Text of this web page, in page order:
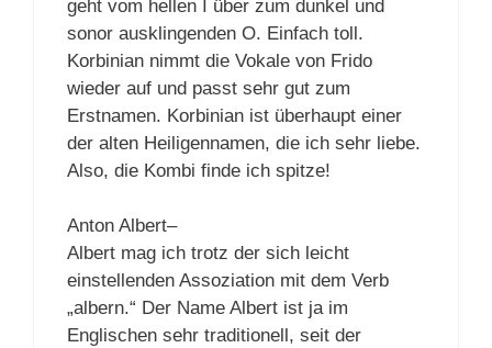
geht vom hellen I über zum dunkel und
sonor ausklingenden O. Einfach toll.
Korbinian nimmt die Vokale von Frido
wieder auf und passt sehr gut zum
Erstnamen. Korbinian ist überhaupt einer
der alten Heiligennamen, die ich sehr liebe.
Also, die Kombi finde ich spitze!
Anton Albert–
Albert mag ich trotz der sich leicht
einstellenden Assoziation mit dem Verb
„albern.“ Der Name Albert ist ja im
Englischen sehr traditionell, seit der